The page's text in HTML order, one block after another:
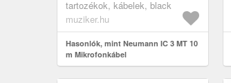
csatlakozók, 5 mm átmérő, 10 m
hossz, feket...
tartozékok, kábelek, black
muziker.hu
Hasonlók, mint Neumann IC 3 MT 10
m Mikrofonkábel